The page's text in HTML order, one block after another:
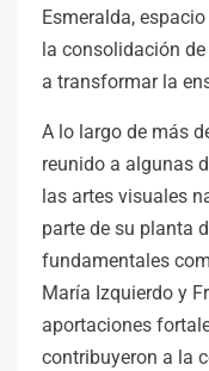
Esmeralda,
la consolidación
a transformar la
A lo largo de más
reunido a algunas
las artes visuales
parte de su planta
fundamentales
María Izquierdo y
aportaciones
contribuyeron a la